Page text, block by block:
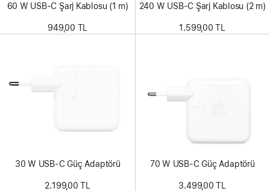
60 W USB-C Şarj Kablosu (1 m)
949,00 TL
240 W USB-C Şarj Kablosu (2 m)
1.599,00 TL
30 W USB-C Güç Adaptörü
2.199,00 TL
70 W USB-C Güç Adaptörü
3.499,00 TL